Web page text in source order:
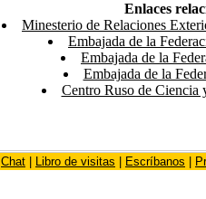
Enlaces
Minesterio de Relaciones
Embajada de la
Embajada de la
Embajada de la
Centro Ruso de Ciencia
Chat Libro de visitas Escríbanos